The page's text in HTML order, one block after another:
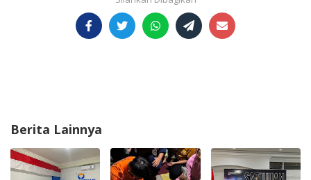
Berita Lainnya